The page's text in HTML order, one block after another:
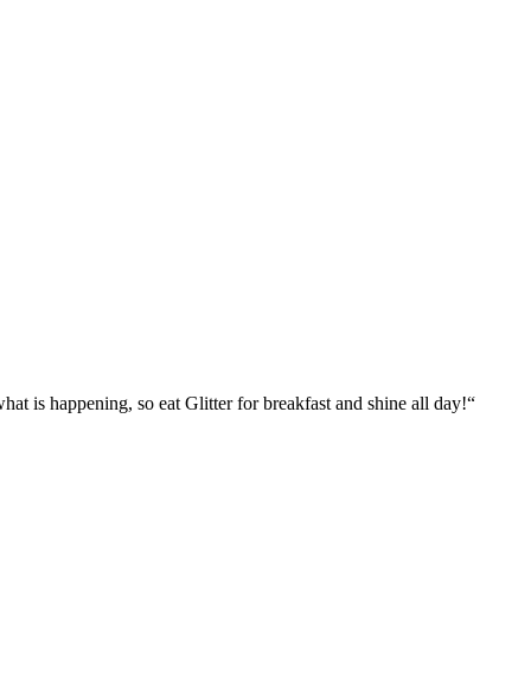
is happening, so eat Glitter for breakfast and shine all day!“